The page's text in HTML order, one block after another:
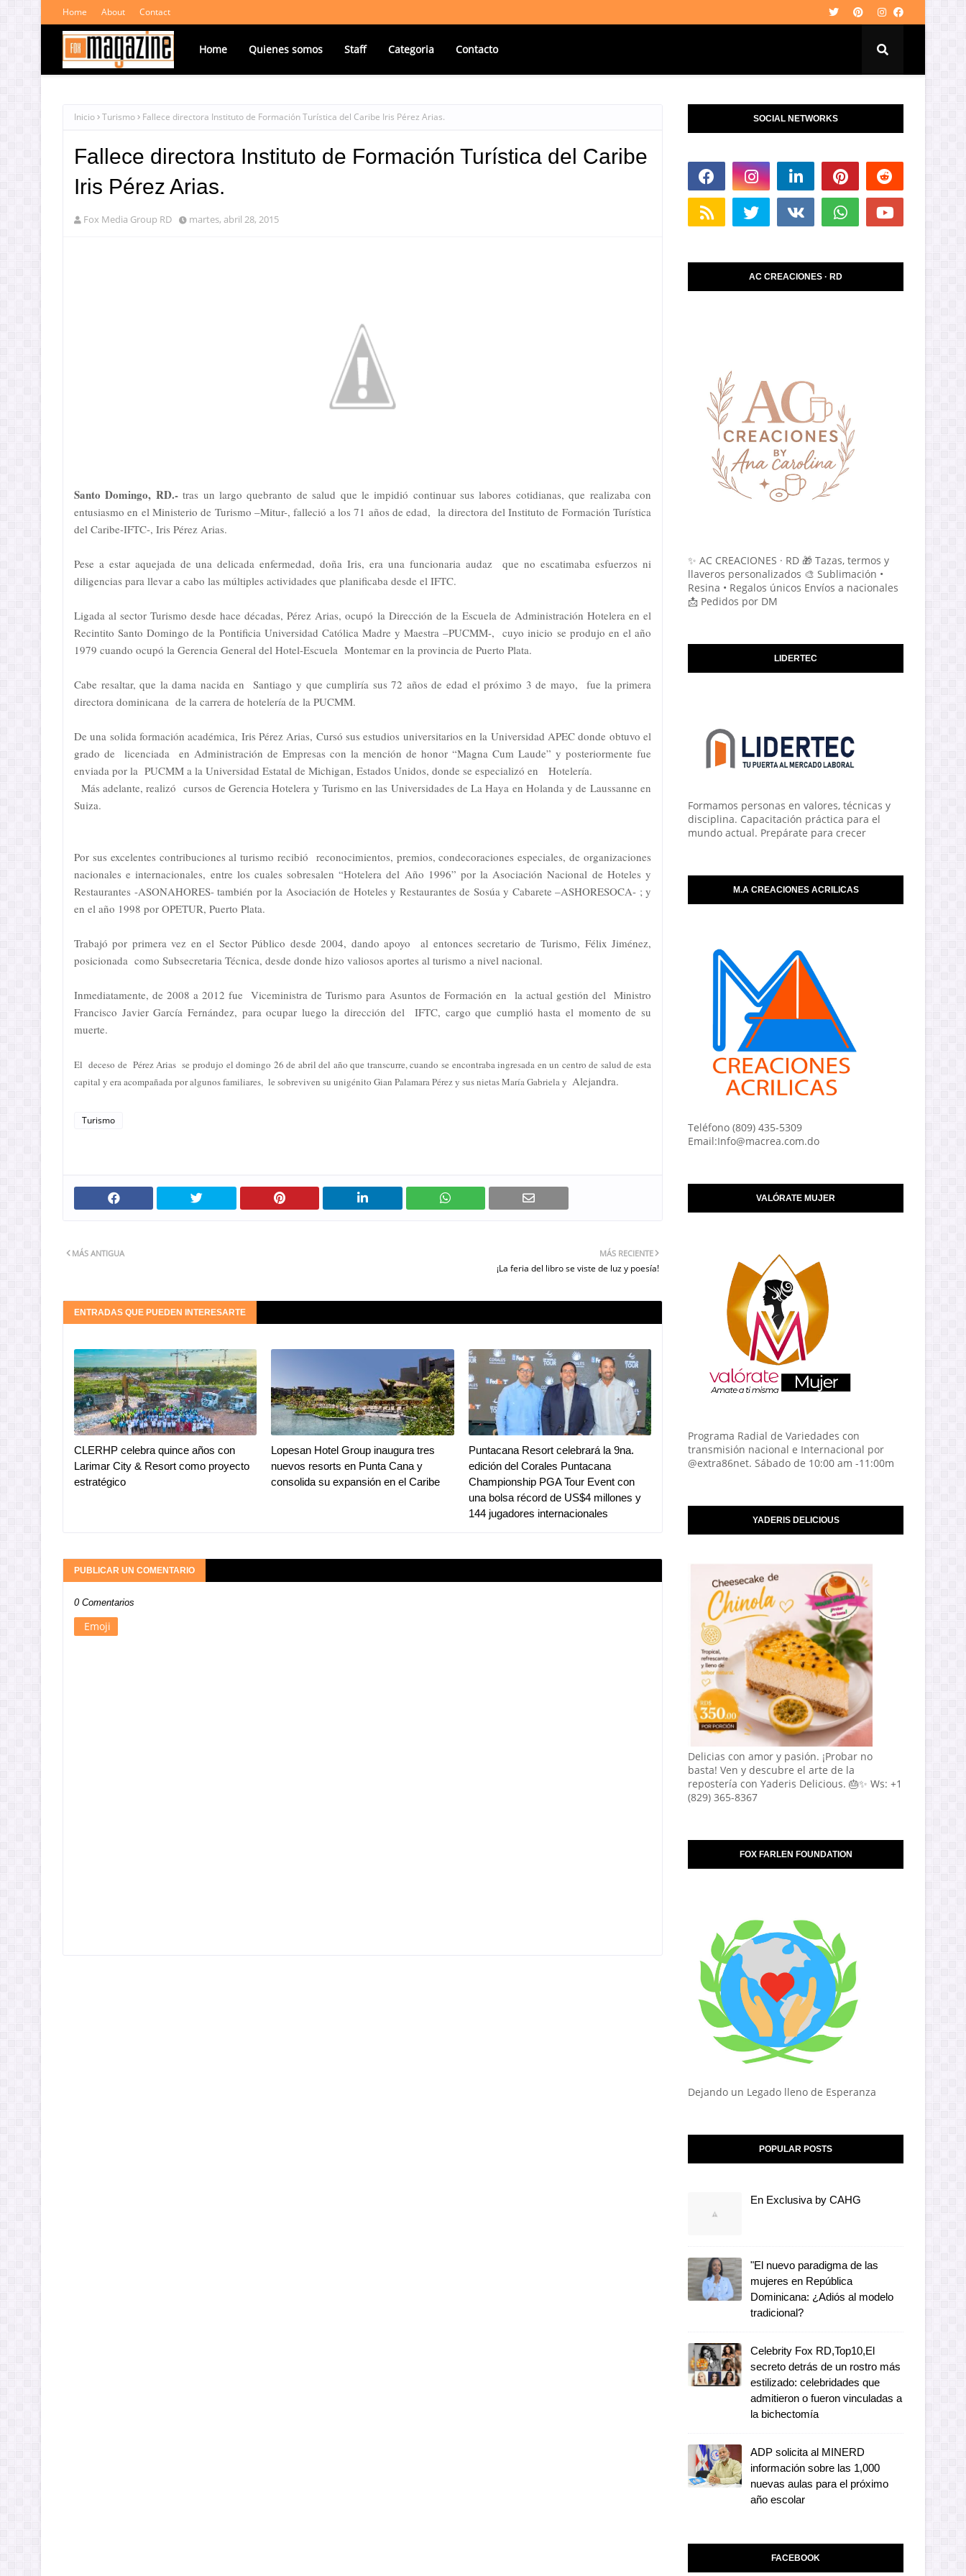
Home About Contact
Home Quienes somos Staff Categoria Contacto
Inicio Turismo Fallece directora Instituto de Formación Turística del Caribe Iris Pérez Arias.
Fallece directora Instituto de Formación Turística del Caribe
Iris Pérez Arias.
Fox Media Group RD martes, abril 28, 2015
Santo Domingo, RD.-tras un largo quebranto de salud que le impidió continuar sus labores cotidianas, que realizaba con
entusiasmo en el Ministerio de Turismo –Mitur-, falleció a los 71 años de edad, la directora del Instituto de Formación Turística
del Caribe-IFTC-, Iris Pérez Arias.
Pese a estar aquejada de una delicada enfermedad, doña Iris, era una funcionaria audaz que no escatimaba esfuerzos ni
diligencias para llevar a cabo las múltiples actividades que planificaba desde el IFTC.
Ligada al sector Turismo desde hace décadas, Pérez Arias, ocupó la Dirección de la Escuela de Administración Hotelera en el
Recintito Santo Domingo de la Pontificia Universidad Católica Madre y Maestra –PUCMM-, cuyo inicio se produjo en el año
1979 cuando ocupó la Gerencia General del Hotel-Escuela Montemar en la provincia de Puerto Plata.
Cabe resaltar, que la dama nacida en Santiago y que cumpliría sus 72 años de edad el próximo 3 de mayo, fue la primera
directora dominicana de la carrera de hotelería de la PUCMM.
De una solida formación académica, Iris Pérez Arias, Cursó sus estudios universitarios en la Universidad APEC donde obtuvo el
grado de licenciada en Administración de Empresas con la mención de honor “Magna Cum Laude” y posteriormente fue
enviada por la PUCMM a la Universidad Estatal de Michigan, Estados Unidos, donde se especializó en Hotelería.
Más adelante, realizó cursos de Gerencia Hotelera y Turismo en las Universidades de La Haya en Holanda y de Laussanne en
Suiza.
Por sus excelentes contribuciones al turismo recibió reconocimientos, premios, condecoraciones especiales, de organizaciones
nacionales e internacionales, entre los cuales sobresalen “Hotelera del Año 1996” por la Asociación Nacional de Hoteles y
Restaurantes -ASONAHORES- también por la Asociación de Hoteles y Restaurantes de Sosúa y Cabarete –ASHORESOCA- ; y
en el año 1998 por OPETUR, Puerto Plata.
Trabajó por primera vez en el Sector Público desde 2004, dando apoyo al entonces secretario de Turismo, Félix Jiménez,
posicionada como Subsecretaria Técnica, desde donde hizo valiosos aportes al turismo a nivel nacional.
Inmediatamente, de 2008 a 2012 fue Viceministra de Turismo para Asuntos de Formación en la actual gestión del Ministro
Francisco Javier García Fernández, para ocupar luego la dirección del IFTC, cargo que cumplió hasta el momento de su
muerte.
El deceso de Pérez Arias se produjo el domingo 26 de abril del año que transcurre, cuando se encontraba ingresada en un centro de salud de esta
capital y era acompañada por algunos familiares, le sobreviven su unigénito Gian Palamara Pérez y sus nietas María Gabriela y Alejandra.
Turismo
MÁS RECIENTE
¡La feria del libro se viste de luz y poesía!
MÁS ANTIGUA
ENTRADAS QUE PUEDEN INTERESARTE
CLERHP celebra quince años con
Larimar City & Resort como proyecto
estratégico
Lopesan Hotel Group inaugura tres
nuevos resorts en Punta Cana y
consolida su expansión en el Caribe
Puntacana Resort celebrará la 9na.
edición del Corales Puntacana
Championship PGA Tour Event con
una bolsa récord de US$4 millones y
144 jugadores internacionales
PUBLICAR UN COMENTARIO
0 Comentarios
Emoji
SOCIAL NETWORKS
AC CREACIONES · RD
✨ AC CREACIONES · RD 🎁 Tazas, termos y
llaveros personalizados 🎨 Sublimación •
Resina • Regalos únicos Envíos a nacionales
📩 Pedidos por DM
LIDERTEC
Formamos personas en valores, técnicas y
disciplina. Capacitación práctica para el
mundo actual. Prepárate para crecer
M.A CREACIONES ACRILICAS
Teléfono (809) 435-5309
Email:Info@macrea.com.do
VALÓRATE MUJER
Programa Radial de Variedades con
transmisión nacional e Internacional por
@extra86net. Sábado de 10:00 am -11:00m
YADERIS DELICIOUS
Delicias con amor y pasión. ¡Probar no
basta! Ven y descubre el arte de la
repostería con Yaderis Delicious. 🎂✨ Ws: +1
(829) 365-8367
FOX FARLEN FOUNDATION
Dejando un Legado lleno de Esperanza
POPULAR POSTS
En Exclusiva by CAHG
"El nuevo paradigma de las
mujeres en República
Dominicana: ¿Adiós al modelo
tradicional?
Celebrity Fox RD,Top10,El
secreto detrás de un rostro más
estilizado: celebridades que
admitieron o fueron vinculadas a
la bichectomía
ADP solicita al MINERD
información sobre las 1,000
nuevas aulas para el próximo
año escolar
FACEBOOK